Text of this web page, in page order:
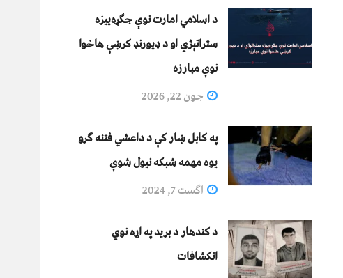
د اسلامي امارت نوې جګړه‌ییزه
ستراتېژي او د ډیورنډ کرښې هاخوا
نوې مبارزه
جون 22, 2026
په کابل ښار کې د داعشي فتنه ګرو
يوه مهمه شبکه نيول شوې
اگست 7, 2024
د کندهار د برید په اړه نوي
انکشافات